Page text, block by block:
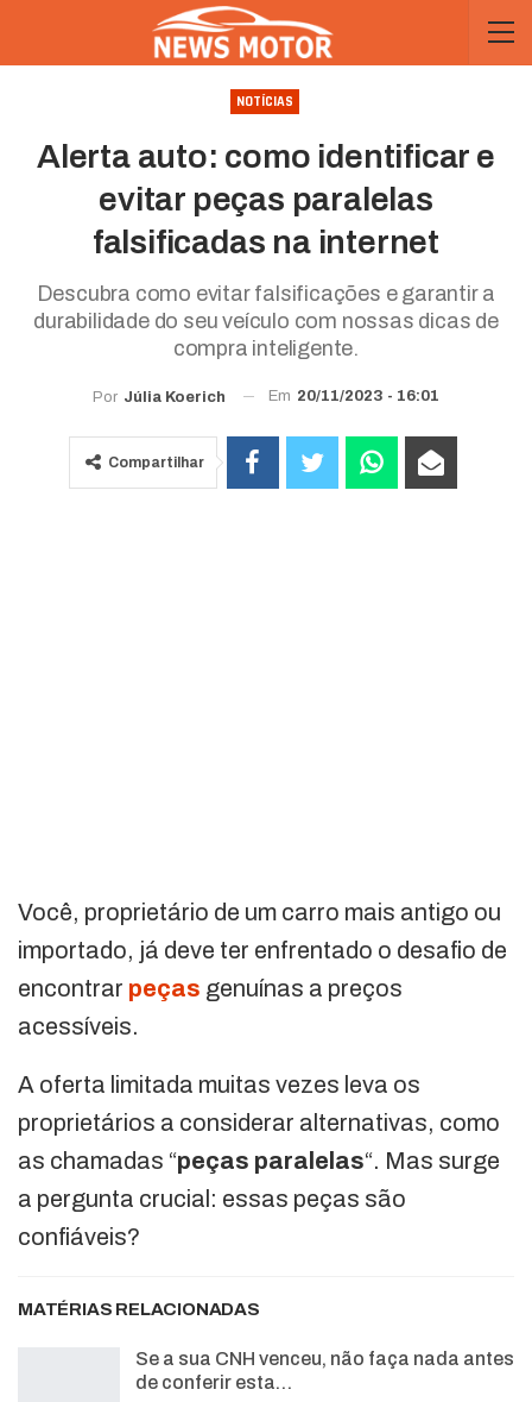
NOTÍCIAS
Alerta auto: como identificar e
evitar peças paralelas
falsificadas na internet
Descubra como evitar falsificações e garantir a
durabilidade do seu veículo com nossas dicas de
compra inteligente.
Por Júlia Koerich Em 20/11/2023 - 16:01
Compartilhar
Você, proprietário de um carro mais antigo ou
importado, já deve ter enfrentado o desafio de
encontrar peças genuínas a preços
acessíveis.
A oferta limitada muitas vezes leva os
proprietários a considerar alternativas, como
as chamadas “peças paralelas“. Mas surge
a pergunta crucial: essas peças são
confiáveis?
MATÉRIAS RELACIONADAS
Se a sua CNH venceu, não faça nada antes
de conferir esta…